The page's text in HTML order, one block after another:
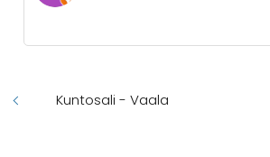
Kuntosali - Vaala